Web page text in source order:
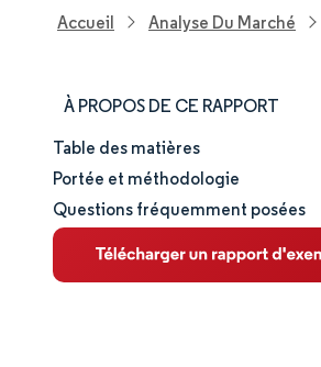
Accueil Analyse Du Marché
À PROPOS DE CE RAPPORT
Taille et part de marché
Analyse du marché
Tendances et perspectives
Table des matières
Portée et méthodologie
Questions fréquemment posées